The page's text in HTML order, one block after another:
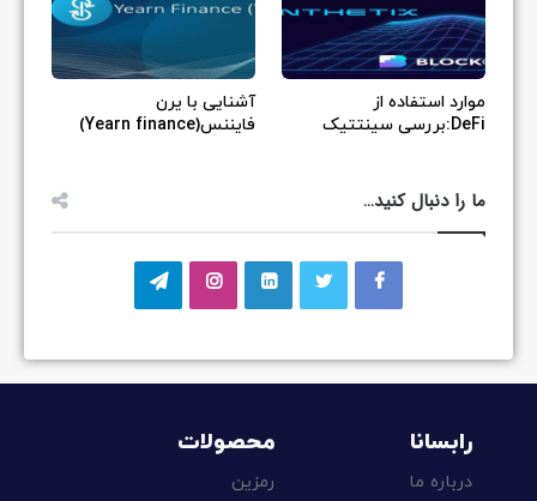
موارد استفاده از
DeFi:بررسی سینتتیک
آشنایی با یرن
فایننس(Yearn finance)
ما را دنبال کنید…
رابسانا
درباره ما
محصولات
رمزین